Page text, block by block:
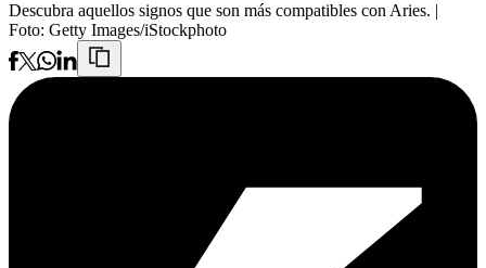
Descubra aquellos signos que son más compatibles con Aries. |
Foto: Getty Images/iStockphoto